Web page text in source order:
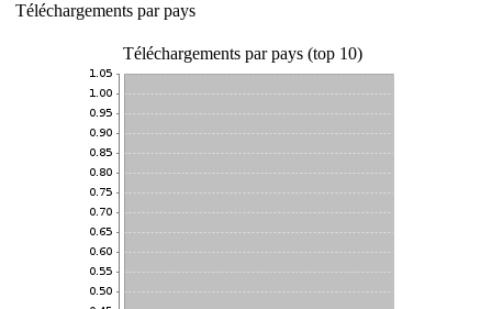
Téléchargements par pays
Téléchargements par pays (top 10)